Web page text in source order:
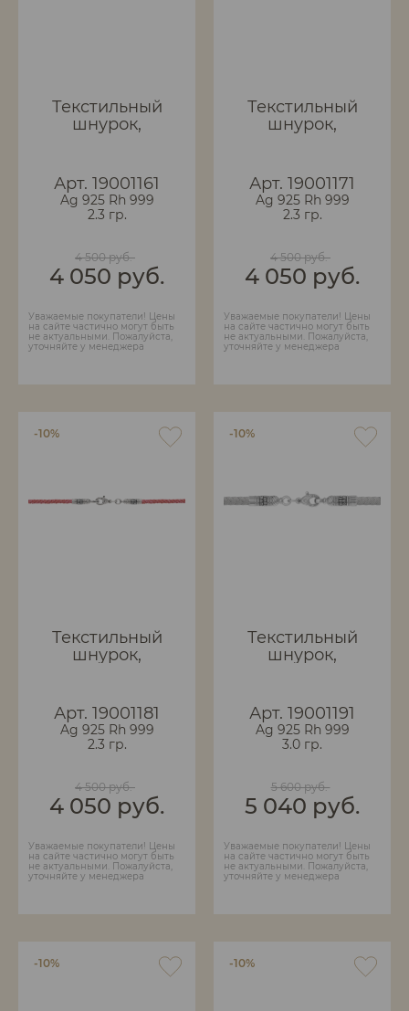
Текстильный
шнурок,
Арт. 19001161
Ag 925 Rh 999
2.3 гр.
4 500 руб.
4 050 руб.
Уважаемые покупатели! Цены
на сайте частично могут быть
не актуальными. Пожалуйста,
уточняйте у менеджера
Текстильный
шнурок,
Арт. 19001171
Ag 925 Rh 999
2.3 гр.
4 500 руб.
4 050 руб.
Уважаемые покупатели! Цены
на сайте частично могут быть
не актуальными. Пожалуйста,
уточняйте у менеджера
-10%
Текстильный
шнурок,
Арт. 19001181
Ag 925 Rh 999
2.3 гр.
4 500 руб.
4 050 руб.
Уважаемые покупатели! Цены
на сайте частично могут быть
не актуальными. Пожалуйста,
уточняйте у менеджера
-10%
Текстильный
шнурок,
Арт. 19001191
Ag 925 Rh 999
3.0 гр.
5 600 руб.
5 040 руб.
Уважаемые покупатели! Цены
на сайте частично могут быть
не актуальными. Пожалуйста,
уточняйте у менеджера
-10% -10%